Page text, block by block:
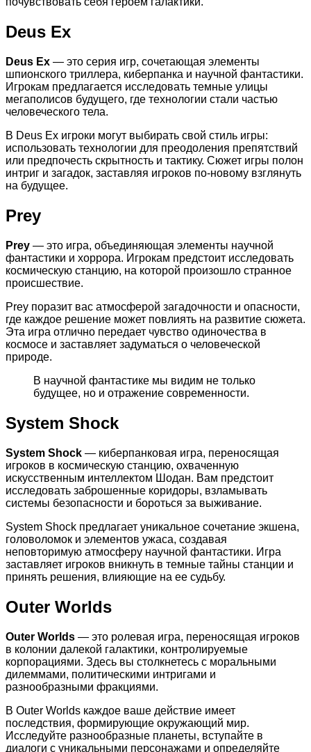
Deus Ex
Deus Ex — это серия игр, сочетающая элементы
шпионского триллера, киберпанка и научной фантастики.
Игрокам предлагается исследовать темные улицы
мегаполисов будущего, где технологии стали частью
человеческого тела.
В Deus Ex игроки могут выбирать свой стиль игры:
использовать технологии для преодоления препятствий
или предпочесть скрытность и тактику. Сюжет игры полон
интриг и загадок, заставляя игроков по-новому взглянуть
на будущее.
Prey
Prey — это игра, объединяющая элементы научной
фантастики и хоррора. Игрокам предстоит исследовать
космическую станцию, на которой произошло странное
происшествие.
Prey поразит вас атмосферой загадочности и опасности,
где каждое решение может повлиять на развитие сюжета.
Эта игра отлично передает чувство одиночества в
космосе и заставляет задуматься о человеческой
природе.
В научной фантастике мы видим не только
будущее, но и отражение современности.
System Shock
System Shock — киберпанковая игра, переносящая
игроков в космическую станцию, охваченную
искусственным интеллектом Шодан. Вам предстоит
исследовать заброшенные коридоры, взламывать
системы безопасности и бороться за выживание.
System Shock предлагает уникальное сочетание экшена,
головоломок и элементов ужаса, создавая
неповторимую атмосферу научной фантастики. Игра
заставляет игроков вникнуть в темные тайны станции и
принять решения, влияющие на ее судьбу.
Outer Worlds
Outer Worlds — это ролевая игра, переносящая игроков
в колонии далекой галактики, контролируемые
корпорациями. Здесь вы столкнетесь с моральными
дилеммами, политическими интригами и
разнообразными фракциями.
В Outer Worlds каждое ваше действие имеет
последствия, формирующие окружающий мир.
Исследуйте разнообразные планеты, вступайте в
диалоги с уникальными персонажами и определяйте